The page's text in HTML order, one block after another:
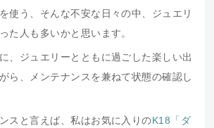
使う、そんな不安な日々の中、ジュエリ
た人も多いかと思います。
、ジュエリーとともに過ごした楽しい出
ら、メンテナンスを兼ねて状態の確認し
ンスと言えば、私はお気に入りのK18「ダ